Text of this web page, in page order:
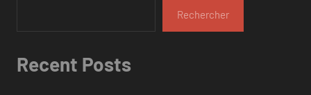
Rechercher
Recent Posts